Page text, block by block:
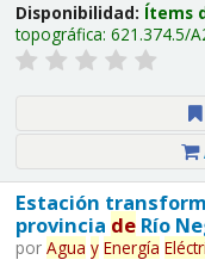
Disponibilidad: Ítems
topográfica: 621.374.5/
Estación
provincia deRío
por Agua y Energía